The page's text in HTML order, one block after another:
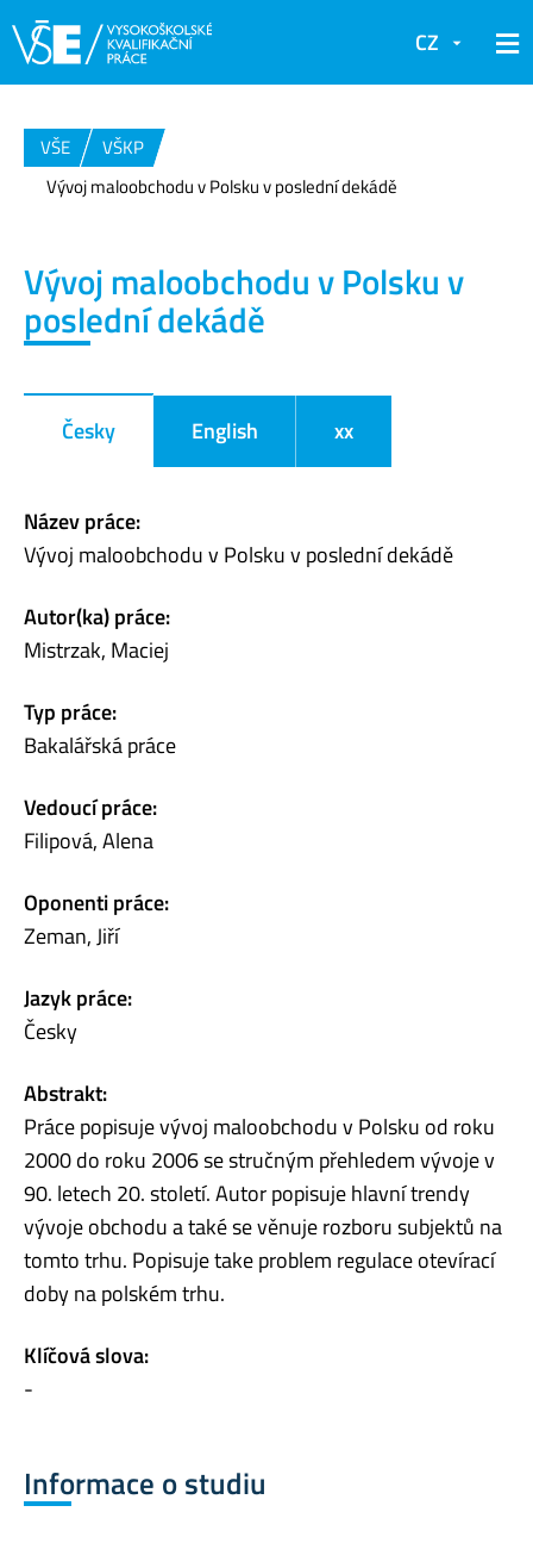
CZ
VŠE
VŠKP
Vývoj maloobchodu v Polsku v poslední dekádě
Vývoj maloobchodu v Polsku v
poslední dekádě
Česky English xx
Název práce:
Vývoj maloobchodu v Polsku v poslední dekádě
Autor(ka) práce:
Mistrzak, Maciej
Typ práce:
Bakalářská práce
Vedoucí práce:
Filipová, Alena
Oponenti práce:
Zeman, Jiří
Jazyk práce:
Česky
Abstrakt:
Práce popisuje vývoj maloobchodu v Polsku od roku
2000 do roku 2006 se stručným přehledem vývoje v
90. letech 20. století. Autor popisuje hlavní trendy
vývoje obchodu a také se věnuje rozboru subjektů na
tomto trhu. Popisuje take problem regulace otevírací
doby na polském trhu.
Klíčová slova:
-
Informace o studiu